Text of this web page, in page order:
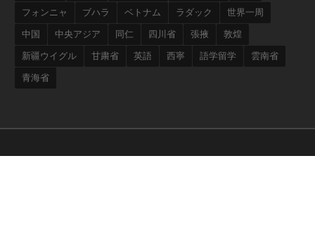
フォンニャ ブハラ ベトナム ラダック 世界一周
中国 中央アジア 同仁 四川省 張掖 敦煌
新疆ウイグル 甘粛省 英語 西寧 語学留学 雲南省
青海省